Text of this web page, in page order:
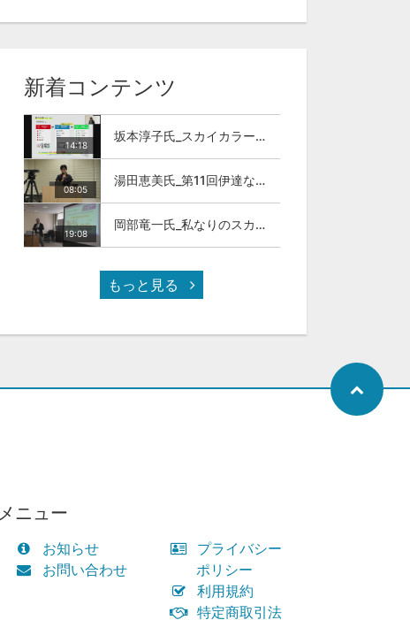
新着コンテンツ
14:18
坂本淳子氏_スカイカラー人材とは
08:05
湯田恵美氏_第11回伊達な大学院セミナー
19:08
岡部竜一氏_私なりのスカイカラ―人材
もっと見る
メニュー
お知らせ
お問い合わせ
プライバシー
ポリシー
利用規約
特定商取引法